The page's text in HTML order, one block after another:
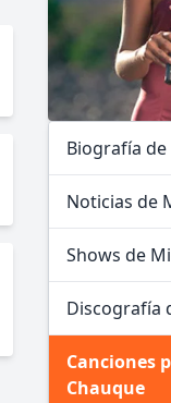
Biografía
Noticias de
Shows de
Discografía
Canciones
Chauque